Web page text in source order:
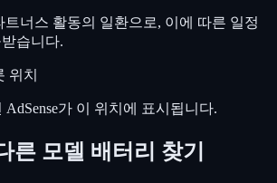
트너스 활동의 일환으로, 이에 따른 일정
습니다.
위치
가 이 위치에 표시됩니다.
른 모델 배터리 찾기